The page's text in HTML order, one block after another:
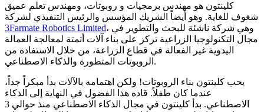
كلينتون هو مهندس برمجيات و روبوتات، ومهندس تعلم عميق
شغوف للغاية. وهو أيضاً الشريك المؤسس والرئيس التنفيذي لشركة
3Farmate Robotics Limited، وهي شركة ناشئة للبحث والتطوير في
مجال التكنولوجيا الزراعية تركز على بناء آلات أتمتة لمعالجة العمالة
اليدوية غير الفعالة في قطاع الزراعة، من خلال الاستفادة من
الروبوتات المتطورة والذكاء الاصطناعي.
يحب كلينتون بناء الروبوتات! ولكن اهتمامه بالآلات بدأ مبكراً جداً،
عندما كان طفلاً. قاده هذا الفضول في النهاية إلى الذكاء
الاصطناعي. بدأ كلينتون في مجال الذكاء الاصطناعي منذ حوالي 3